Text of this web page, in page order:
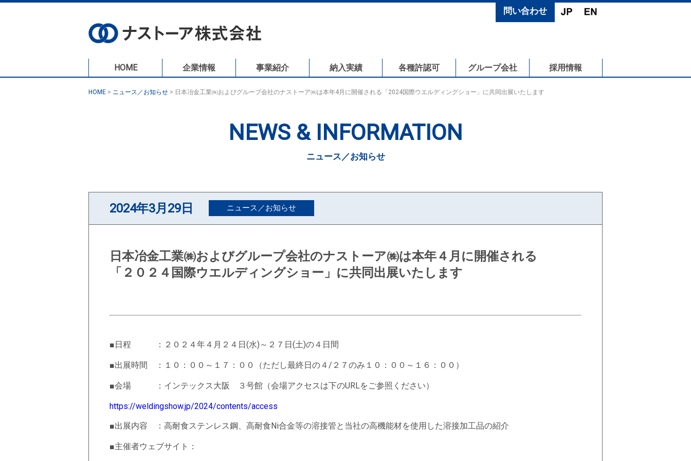
問い合わせ
HOME 企業情報 事業紹介 納入実績 各種許認可 グループ会社 採用情報
HOME > ニュース／お知らせ > 日本冶金工業㈱およびグループ会社のナストーア㈱は本年4月に開催される「2024国際ウエルディングショー」に共同出展いたします
NEWS & INFORMATION
ニュース／お知らせ
2024年3月29日 ニュース／お知らせ
日本冶金工業㈱およびグループ会社のナストーア㈱は本年４月に開催される
「２０２４国際ウエルディングショー」に共同出展いたします
■日程 ：２０２４年４月２４日(水)～２７日(土)の４日間
■出展時間 ：１０：００～１７：００（ただし最終日の４/２７のみ１０：００～１６：００）
■会場 ：インテックス大阪 ３号館（会場アクセスは下のURLをご参照ください）
https://weldingshow.jp/2024/contents/access
■出展内容 ：高耐食ステンレス鋼、高耐食Ni合金等の溶接管と当社の高機能材を使用した溶接加工品の紹介
■主催者ウェブサイト：